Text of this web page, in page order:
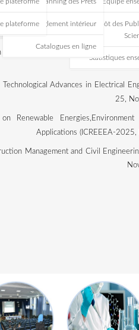
The First International
The fifth International
The first International
thInternational Symposium on